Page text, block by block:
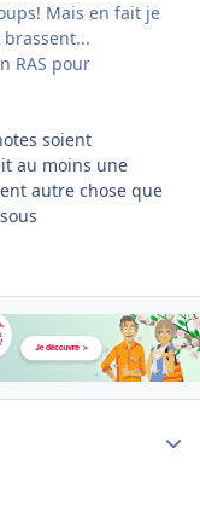
Mais en fait je
RAS pour
soient
au moins une
autre chose que